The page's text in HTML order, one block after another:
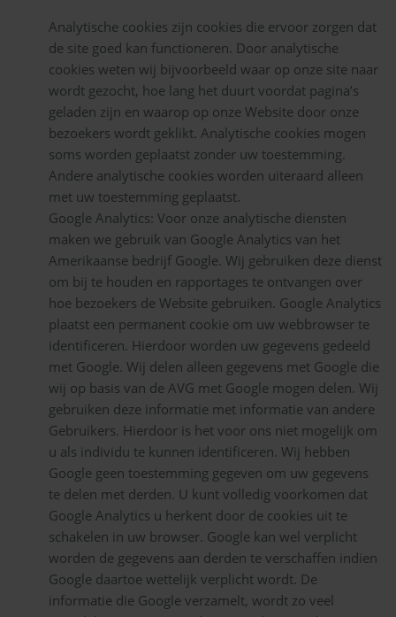
Analytische cookies zijn cookies die ervoor zorgen dat
de site goed kan functioneren. Door analytische
cookies weten wij bijvoorbeeld waar op onze site naar
wordt gezocht, hoe lang het duurt voordat pagina’s
geladen zijn en waarop op onze Website door onze
bezoekers wordt geklikt. Analytische cookies mogen
soms worden geplaatst zonder uw toestemming.
Andere analytische cookies worden uiteraard alleen
met uw toestemming geplaatst.
Google Analytics: Voor onze analytische diensten
maken we gebruik van Google Analytics van het
Amerikaanse bedrijf Google. Wij gebruiken deze dienst
om bij te houden en rapportages te ontvangen over
hoe bezoekers de Website gebruiken. Google Analytics
plaatst een permanent cookie om uw webbrowser te
identificeren. Hierdoor worden uw gegevens gedeeld
met Google. Wij delen alleen gegevens met Google die
wij op basis van de AVG met Google mogen delen. Wij
gebruiken deze informatie met informatie van andere
Gebruikers. Hierdoor is het voor ons niet mogelijk om
u als individu te kunnen identificeren. Wij hebben
Google geen toestemming gegeven om uw gegevens
te delen met derden. U kunt volledig voorkomen dat
Google Analytics u herkent door de cookies uit te
schakelen in uw browser. Google kan wel verplicht
worden de gegevens aan derden te verschaffen indien
Google daartoe wettelijk verplicht wordt. De
informatie die Google verzamelt, wordt zo veel